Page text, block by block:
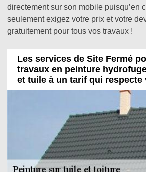
directement sur son mobile puisqu’en
seulement exigez votre prix et votre
gratuitement pour tous vos travaux !
Les services de Site Fermé
travaux en peinture
et tuile à un tarif qui respecte